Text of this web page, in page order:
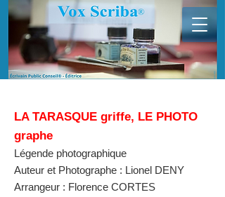
LA TARASQUE griffe, LE PHOTO
graphe
Légende photographique
Auteur et Photographe : Lionel DENY
Arrangeur : Florence CORTES